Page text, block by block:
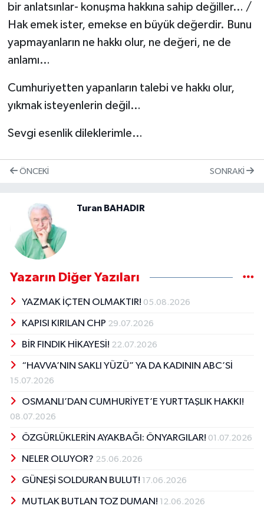
bir anlatsınlar- konuşma hakkına sahip değiller… /
Hak emek ister, emekse en büyük değerdir. Bunu
yapmayanların ne hakkı olur, ne değeri, ne de
anlamı…
Cumhuriyetten yapanların talebi ve hakkı olur,
yıkmak isteyenlerin değil…
Sevgi esenlik dileklerimle…
ÖNCEKI SONRAKI
Turan BAHADIR
Yazarın Diğer Yazıları
YAZMAK İÇTEN OLMAKTIR! 05.08.2026
KAPISI KIRILAN CHP 29.07.2026
BİR FINDIK HİKAYESİ! 22.07.2026
“HAVVA’NIN SAKLI YÜZÜ” YA DA KADININ ABC’Sİ
15.07.2026
OSMANLI’DAN CUMHURİYET’E YURTTAŞLIK HAKKI!
08.07.2026
ÖZGÜRLÜKLERİN AYAKBAĞI: ÖNYARGILAR! 01.07.2026
NELER OLUYOR? 25.06.2026
GÜNEŞİ SOLDURAN BULUT! 17.06.2026
MUTLAK BUTLAN TOZ DUMAN! 12.06.2026